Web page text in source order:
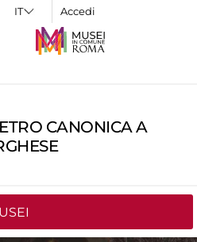
Accedi
CANONICA A